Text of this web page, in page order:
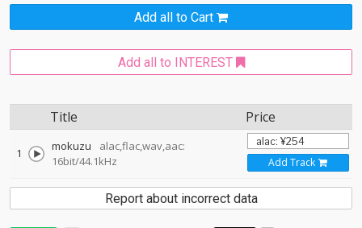
Add all to Cart
Add all to INTEREST
Title Price
1 mokuzu
alac,flac,wav,aac:
16bit/44.1kHz
Add Track
Report about incorrect data